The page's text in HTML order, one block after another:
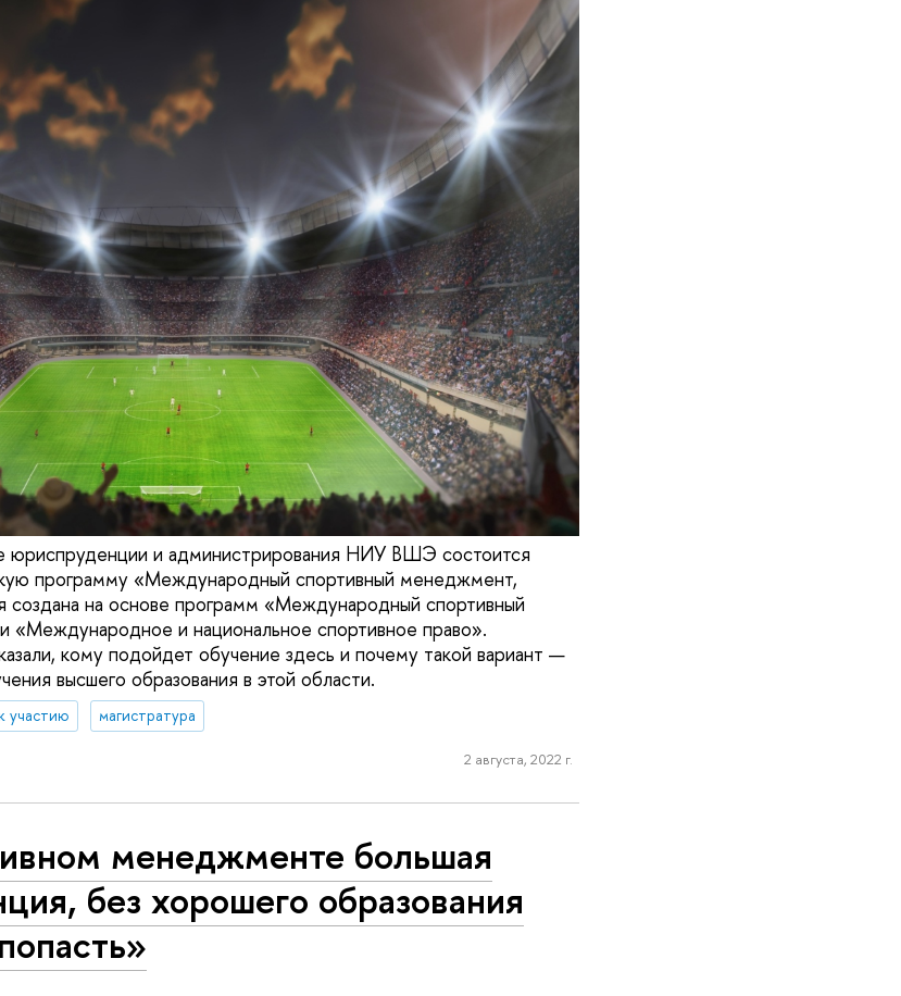
юриспруденции и администрирования НИУ ВШЭ состоится
программу «Международный спортивный менеджмент,
создана на основе программ «Международный спортивный
«Международное и национальное спортивное право».
кому подойдет обучение здесь и почему такой вариант —
высшего образования в этой области.
участию
магистратура
2 августа, 2022 г.
менеджменте большая
без хорошего образования